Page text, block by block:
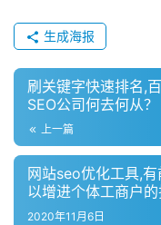
生成海报
刷关键字快速排名,
SEO公司何去何从？
上一篇
网站seo优化工具,有
以增进个体工商户
2020年11月6日